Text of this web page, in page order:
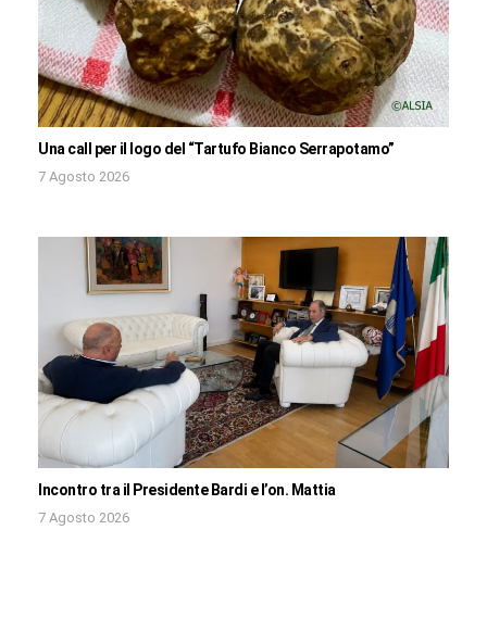
Una call per il logo del “Tartufo Bianco Serrapotamo”
7 Agosto 2026
Incontro tra il Presidente Bardi e l’on. Mattia
7 Agosto 2026